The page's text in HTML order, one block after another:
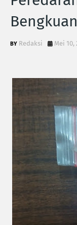
Redaksi Mei 10,